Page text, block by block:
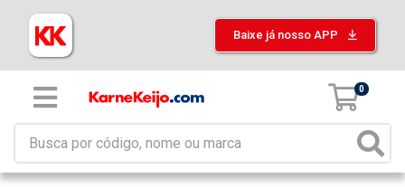
Baixe já nosso APP
0